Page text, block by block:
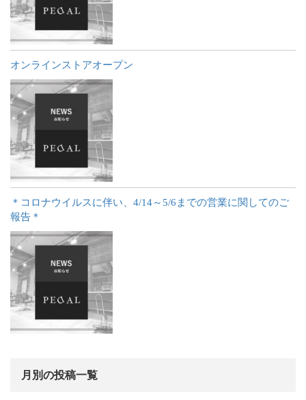
オンラインストアオープン
＊コロナウイルスに伴い、4/14～5/6までの営業に関してのご
報告＊
月別の投稿一覧